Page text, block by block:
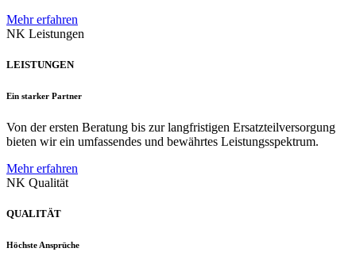
Mehr erfahren
NK Leistungen
LEISTUNGEN
Ein starker Partner
Von der ersten Beratung bis zur langfristigen Ersatzteilversorgung
bieten wir ein umfassendes und bewährtes Leistungsspektrum.
Mehr erfahren
NK Qualität
QUALITÄT
Höchste Ansprüche